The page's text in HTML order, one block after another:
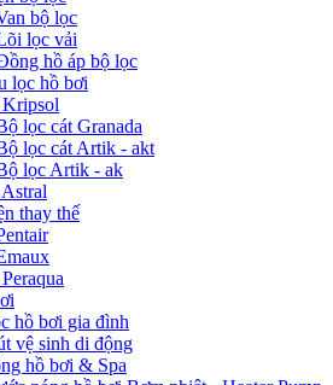
bộ lọc
lọc vải
hồ áp bộ lọc
lọc hồ bơi
lọc cát Granada
lọc cát Artik - akt
lọc Artik - ak
thay thế
hồ bơi gia đình
vệ sinh di động
hồ bơi & Spa